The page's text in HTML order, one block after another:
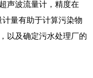
声波流量计，精度在
量有助于计算污染物
以及确定污水处理厂的